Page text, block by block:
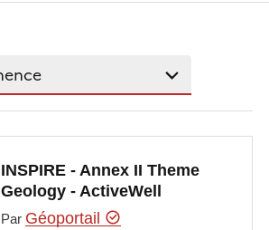
INSPIRE - Annex II Theme
Geology - ActiveWell
Par Géoportail